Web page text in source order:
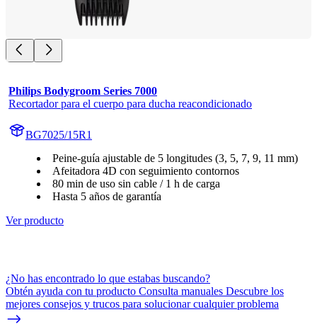
Philips Bodygroom Series 7000
Recortador para el cuerpo para ducha reacondicionado
BG7025/15R1
Peine-guía ajustable de 5 longitudes (3, 5, 7, 9, 11 mm)
Afeitadora 4D con seguimiento contornos
80 min de uso sin cable / 1 h de carga
Hasta 5 años de garantía
Ver producto
¿No has encontrado lo que estabas buscando?
Obtén ayuda con tu producto Consulta manuales Descubre los
mejores consejos y trucos para solucionar cualquier problema